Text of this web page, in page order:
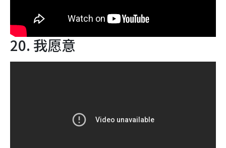
20. 我愿意